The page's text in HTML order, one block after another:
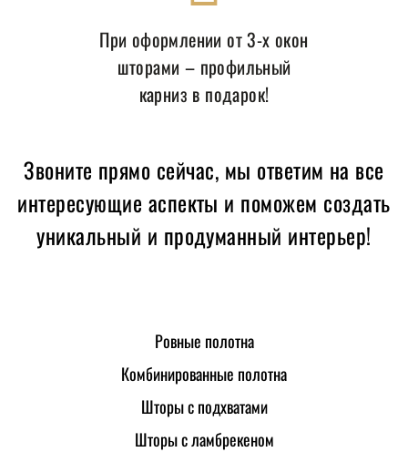
При оформлении от 3-х окон
шторами – профильный
карниз в подарок!
Звоните прямо сейчас, мы ответим на все
интересующие аспекты и поможем создать
уникальный и продуманный интерьер!
Ровные полотна
Комбинированные полотна
Шторы с подхватами
Шторы с ламбрекеном